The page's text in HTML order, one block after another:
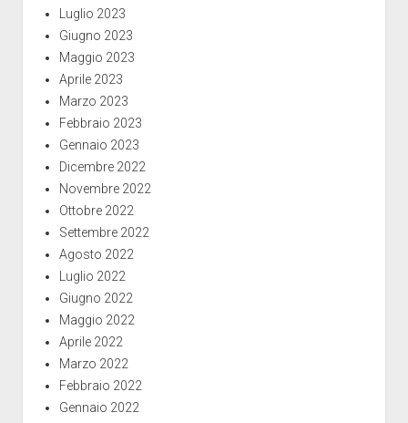
Luglio 2023
Giugno 2023
Maggio 2023
Aprile 2023
Marzo 2023
Febbraio 2023
Gennaio 2023
Dicembre 2022
Novembre 2022
Ottobre 2022
Settembre 2022
Agosto 2022
Luglio 2022
Giugno 2022
Maggio 2022
Aprile 2022
Marzo 2022
Febbraio 2022
Gennaio 2022